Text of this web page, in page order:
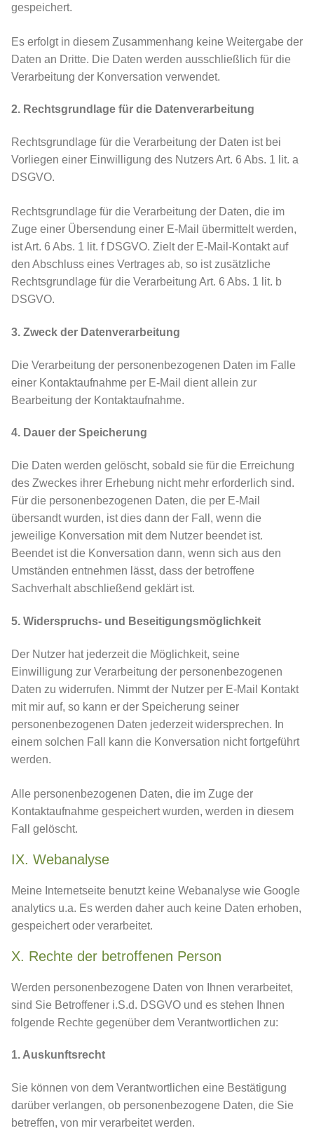
gespeichert.
Es erfolgt in diesem Zusammenhang keine Weitergabe der
Daten an Dritte. Die Daten werden ausschließlich für die
Verarbeitung der Konversation verwendet.
2. Rechtsgrundlage für die Datenverarbeitung
Rechtsgrundlage für die Verarbeitung der Daten ist bei
Vorliegen einer Einwilligung des Nutzers Art. 6 Abs. 1 lit. a
DSGVO.
Rechtsgrundlage für die Verarbeitung der Daten, die im
Zuge einer Übersendung einer E-Mail übermittelt werden,
ist Art. 6 Abs. 1 lit. f DSGVO. Zielt der E-Mail-Kontakt auf
den Abschluss eines Vertrages ab, so ist zusätzliche
Rechtsgrundlage für die Verarbeitung Art. 6 Abs. 1 lit. b
DSGVO.
3. Zweck der Datenverarbeitung
Die Verarbeitung der personenbezogenen Daten im Falle
einer Kontaktaufnahme per E-Mail dient allein zur
Bearbeitung der Kontaktaufnahme.
4. Dauer der Speicherung
Die Daten werden gelöscht, sobald sie für die Erreichung
des Zweckes ihrer Erhebung nicht mehr erforderlich sind.
Für die personenbezogenen Daten, die per E-Mail
übersandt wurden, ist dies dann der Fall, wenn die
jeweilige Konversation mit dem Nutzer beendet ist.
Beendet ist die Konversation dann, wenn sich aus den
Umständen entnehmen lässt, dass der betroffene
Sachverhalt abschließend geklärt ist.
5. Widerspruchs- und Beseitigungsmöglichkeit
Der Nutzer hat jederzeit die Möglichkeit, seine
Einwilligung zur Verarbeitung der personenbezogenen
Daten zu widerrufen. Nimmt der Nutzer per E-Mail Kontakt
mit mir auf, so kann er der Speicherung seiner
personenbezogenen Daten jederzeit widersprechen. In
einem solchen Fall kann die Konversation nicht fortgeführt
werden.
Alle personenbezogenen Daten, die im Zuge der
Kontaktaufnahme gespeichert wurden, werden in diesem
Fall gelöscht.
IX. Webanalyse
Meine Internetseite benutzt keine Webanalyse wie Google
analytics u.a. Es werden daher auch keine Daten erhoben,
gespeichert oder verarbeitet.
X. Rechte der betroffenen Person
Werden personenbezogene Daten von Ihnen verarbeitet,
sind Sie Betroffener i.S.d. DSGVO und es stehen Ihnen
folgende Rechte gegenüber dem Verantwortlichen zu:
1. Auskunftsrecht
Sie können von dem Verantwortlichen eine Bestätigung
darüber verlangen, ob personenbezogene Daten, die Sie
betreffen, von mir verarbeitet werden.